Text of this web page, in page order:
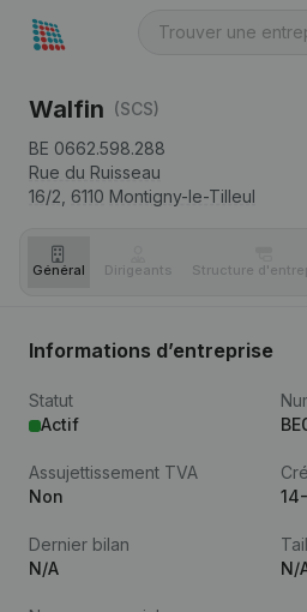
Walfin (SCS)
BE 0662.598.288
Rue du Ruisseau
16/2, 6110 Montigny-le-Tilleul
Général Dirigeants Structure
Informations d’entreprise
Statut
Actif
Assujettissement TVA
Non
Dernier bilan
N/A
N/